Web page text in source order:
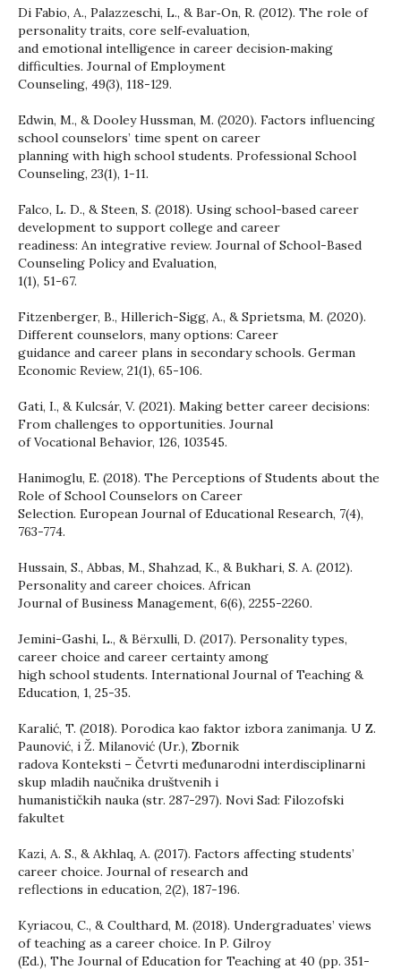
Di Fabio, A., Palazzeschi, L., & Bar‐On, R. (2012). The role of
personality traits, core self‐evaluation,
and emotional intelligence in career decision‐making
difficulties. Journal of Employment
Counseling, 49(3), 118-129.
Edwin, M., & Dooley Hussman, M. (2020). Factors influencing
school counselors’ time spent on career
planning with high school students. Professional School
Counseling, 23(1), 1-11.
Falco, L. D., & Steen, S. (2018). Using school-based career
development to support college and career
readiness: An integrative review. Journal of School-Based
Counseling Policy and Evaluation,
1(1), 51-67.
Fitzenberger, B., Hillerich-Sigg, A., & Sprietsma, M. (2020).
Different counselors, many options: Career
guidance and career plans in secondary schools. German
Economic Review, 21(1), 65-106.
Gati, I., & Kulcsár, V. (2021). Making better career decisions:
From challenges to opportunities. Journal
of Vocational Behavior, 126, 103545.
Hanimoglu, E. (2018). The Perceptions of Students about the
Role of School Counselors on Career
Selection. European Journal of Educational Research, 7(4),
763-774.
Hussain, S., Abbas, M., Shahzad, K., & Bukhari, S. A. (2012).
Personality and career choices. African
Journal of Business Management, 6(6), 2255-2260.
Jemini-Gashi, L., & Bërxulli, D. (2017). Personality types,
career choice and career certainty among
high school students. International Journal of Teaching &
Education, 1, 25-35.
Karalić, T. (2018). Porodica kao faktor izbora zanimanja. U Z.
Paunović, i Ž. Milanović (Ur.), Zbornik
radova Konteksti – Četvrti međunarodni interdisciplinarni
skup mladih naučnika društvenih i
humanističkih nauka (str. 287-297). Novi Sad: Filozofski
fakultet
Kazi, A. S., & Akhlaq, A. (2017). Factors affecting students’
career choice. Journal of research and
reflections in education, 2(2), 187-196.
Kyriacou, C., & Coulthard, M. (2018). Undergraduates’ views
of teaching as a career choice. In P. Gilroy
(Ed.), The Journal of Education for Teaching at 40 (pp. 351-